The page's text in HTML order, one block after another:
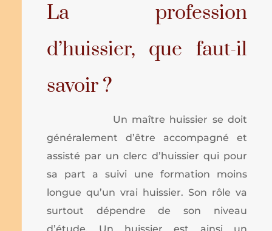
La profession
d’huissier, que faut-il
savoir ?
Un maître huissier se doit
généralement d’être accompagné et
assisté par un clerc d’huissier qui pour
sa part a suivi une formation moins
longue qu’un vrai huissier. Son rôle va
surtout dépendre de son niveau